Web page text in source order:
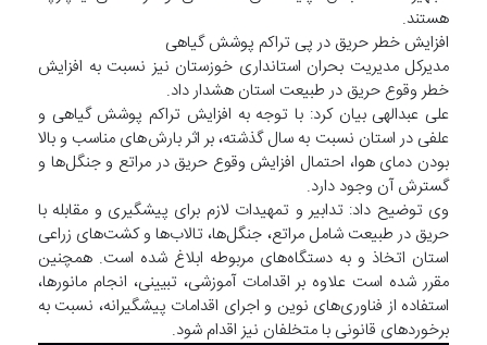
هستند.
افزایش خطر حریق در پی تراکم پوشش گیاهی
مدیرکل مدیریت بحران استانداری خوزستان نیز نسبت به افزایش
خطر وقوع حریق در طبیعت استان هشدار داد.
علی عبدالهی بیان کرد: با توجه به افزایش تراکم پوشش گیاهی و
علفی در استان نسبت به سال گذشته، بر اثر بارش‌های مناسب و بالا
بودن دمای هوا، احتمال افزایش وقوع حریق در مراتع و جنگل‌ها و
گسترش آن وجود دارد.
وی توضیح داد: تدابیر و تمهیدات لازم برای پیشگیری و مقابله با
حریق در طبیعت شامل مراتع، جنگل‌ها، تالاب‌ها و کشت‌های زراعی
استان اتخاذ و به دستگاه‌های مربوطه ابلاغ شده است. همچنین
مقرر شده است علاوه بر اقدامات آموزشی، تبیینی، انجام مانورها،
استفاده از فناوری‌های نوین و اجرای اقدامات پیشگیرانه، نسبت به
برخوردهای قانونی با متخلفان نیز اقدام شود.